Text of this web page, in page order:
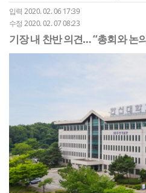
입력 2020. 02. 06 17:39
수정 2020. 02. 07 08:23
기장 내 찬반 의견… “총회와 논